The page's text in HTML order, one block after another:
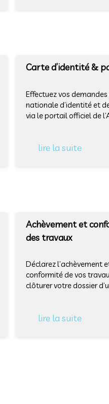
Carte d’identité &
Effectuez vos
nationale d’identité et
via le portail officiel de
lire la suite
Achèvement et
des travaux
Déclarez l’achèvement
conformité de vos
clôturer votre dossier
lire la suite